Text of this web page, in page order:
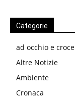
Categorie
ad occhio e croce
Altre Notizie
Ambiente
Cronaca